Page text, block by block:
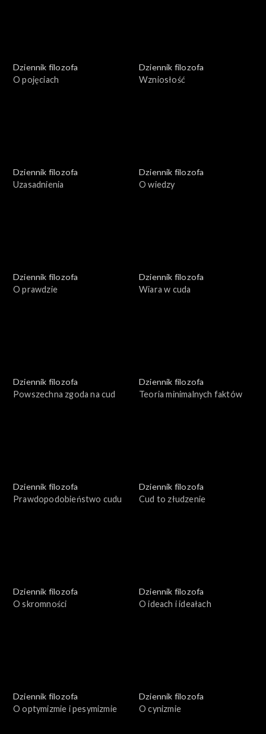
Dziennik filozofa
O pojęciach
Dziennik filozofa
Wzniosłość
Dziennik filozofa
Uzasadnienia
Dziennik filozofa
O wiedzy
Dziennik filozofa
O prawdzie
Dziennik filozofa
Wiara w cuda
Dziennik filozofa
Powszechna zgoda na cud
Dziennik filozofa
Teoria minimalnych faktów
Dziennik filozofa
Prawdopodobieństwo cudu
Dziennik filozofa
Cud to złudzenie
Dziennik filozofa
O skromności
Dziennik filozofa
O ideach i ideałach
Dziennik filozofa
O optymizmie i pesymizmie
Dziennik filozofa
O cynizmie